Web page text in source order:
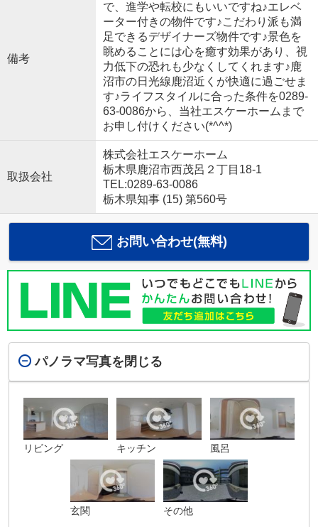
備考
で、進学や転校にもいいですね♪エレベ
ーター付きの物件です♪こだわり派も満
足できるデザイナーズ物件です♪景色を
眺めることには心を癒す効果があり、視
力低下の恐れも少なくしてくれます♪鹿
沼市の日光線鹿沼近くが快適に過ごせま
す♪ライフスタイルに合った条件を0289-
63-0086から、当社エスケーホームまで
お申し付けください(*^^*)
取扱会社
株式会社エスケーホーム
栃木県鹿沼市西茂呂２丁目18-1
TEL:0289-63-0086
栃木県知事 (15) 第560号
お問い合わせ(無料)
パノラマ写真を閉じる
リビング キッチン 風呂
玄関 その他